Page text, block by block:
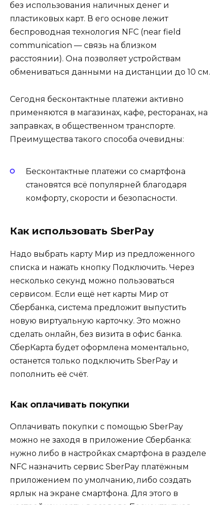
без использования наличных денег и
пластиковых карт. В его основе лежит
беспроводная технология NFC (near field
communication — связь на близком
расстоянии). Она позволяет устройствам
обмениваться данными на дистанции до 10 см.
Сегодня бесконтактные платежи активно
применяются в магазинах, кафе, ресторанах, на
заправках, в общественном транспорте.
Преимущества такого способа очевидны:
Бесконтактные платежи со смартфона
становятся всё популярней благодаря
комфорту, скорости и безопасности.
Как использовать SberPay
Надо выбрать карту Мир из предложенного
списка и нажать кнопку Подключить. Через
несколько секунд можно пользоваться
сервисом. Если ещё нет карты Мир от
Сбербанка, система предложит выпустить
новую виртуальную карточку. Это можно
сделать онлайн, без визита в офис банка.
СберКарта будет оформлена моментально,
останется только подключить SberPay и
пополнить её счёт.
Как оплачивать покупки
Оплачивать покупки с помощью SberPay
можно не заходя в приложение Сбербанка:
нужно либо в настройках смартфона в разделе
NFC назначить сервис SberPay платёжным
приложением по умолчанию, либо создать
ярлык на экране смартфона. Для этого в